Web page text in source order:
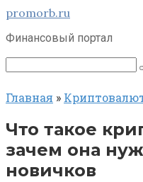
Перейти
контенту
promorb.ru
Финансовый портал
Поиск:
Главная »
Что такое
зачем она
новичков